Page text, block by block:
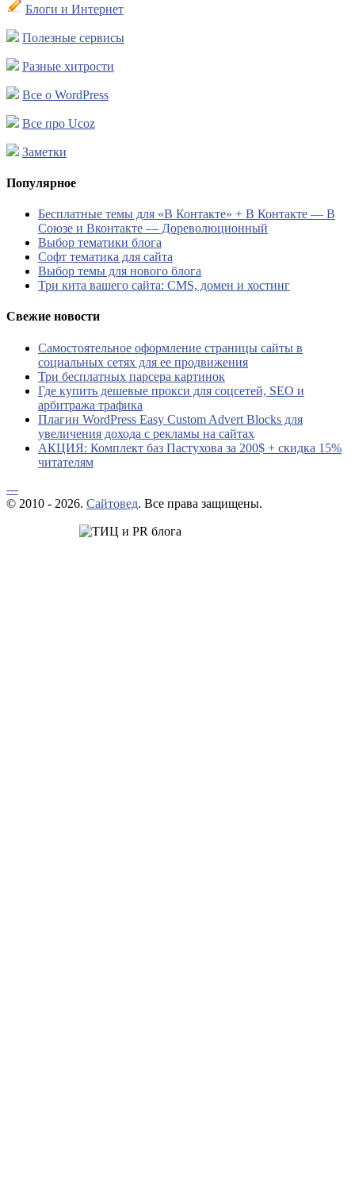
Блоги и Интернет
Полезные сервисы
Разные хитрости
Все о WordPress
Все про Ucoz
Заметки
Популярное
Бесплатные темы для «В Контакте» + В Контакте — В
Союзе и Вконтакте — Дореволюционный
Выбор тематики блога
Софт тематика для сайта
Выбор темы для нового блога
Три кита вашего сайта: CMS, домен и хостинг
Свежие новости
Самостоятельное оформление страницы сайты в
социальных сетях для ее продвижения
Три бесплатных парсера картинок
Где купить дешевые прокси для соцсетей, SEO и
арбитража трафика
Плагин WordPress Easy Custom Advert Blocks для
увеличения дохода с рекламы на сайтах
АКЦИЯ: Комплект баз Пастухова за 200$ + скидка 15%
читателям
---
© 2010 - 2026. Сайтовед. Все права защищены.